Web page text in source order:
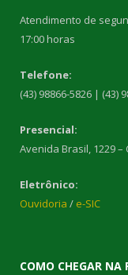
Atendimento de
17:00 horas
Telefone:
(43) 98866-5826 | (43)
Presencial:
Avenida Brasil, 1229 –
Eletrônico:
Ouvidoria / e-SIC
COMO CHEGAR NA